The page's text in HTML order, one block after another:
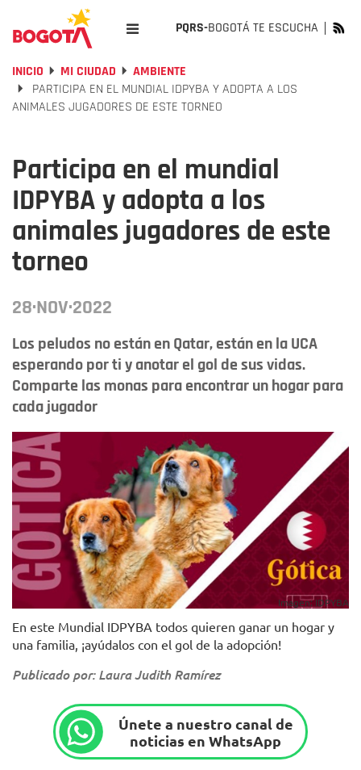
PQRS-BOGOTÁ TE ESCUCHA
INICIO MI CIUDAD
AMBIENTE
PARTICIPA EN EL MUNDIAL IDPYBA Y ADOPTA A LOS
ANIMALES JUGADORES DE ESTE TORNEO
Participa en el mundial
IDPYBA y adopta a los
animales jugadores de este
torneo
28·NOV·2022
Los peludos no están en Qatar, están en la UCA
esperando por ti y anotar el gol de sus vidas.
Comparte las monas para encontrar un hogar para
cada jugador
Imagen: IDPYBA
En este Mundial IDPYBA todos quieren ganar un hogar y
una familia, ¡ayúdalos con el gol de la adopción!
Publicado por: Laura Judith Ramírez
Únete a nuestro canal de
noticias en WhatsApp